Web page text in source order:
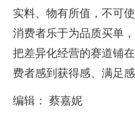
实料、物有所值，不可
消费者乐于为品质买单
把差异化经营的赛道铺
费者感到获得感、满足感
编辑： 蔡嘉妮